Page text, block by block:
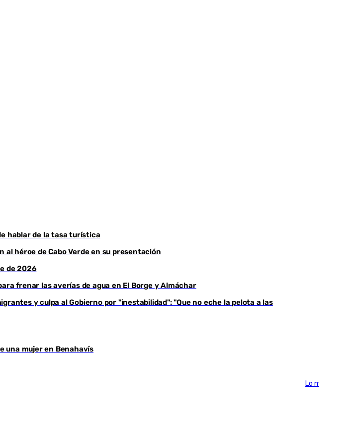
hablar de la tasa turística
al héroe de Cabo Verde en su presentación
de 2026
frenar las averías de agua en El Borge y Almáchar
y culpa al Gobierno por "inestabilidad": "Que no eche la pelota a las
una mujer en Benahavís
Lo más visto >